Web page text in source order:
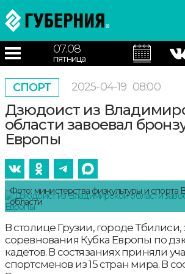
07.08
пятница
СПОРТ 2025-04-19 08:00
Дзюдоист из
области завоевал
Европы
Фото: министерства физкультуры и спорта
области
В столице Грузии, городе
соревнования Кубка Европы по
кадетов. В состязаниях приняли
спортсменов из 15 стран мира. В